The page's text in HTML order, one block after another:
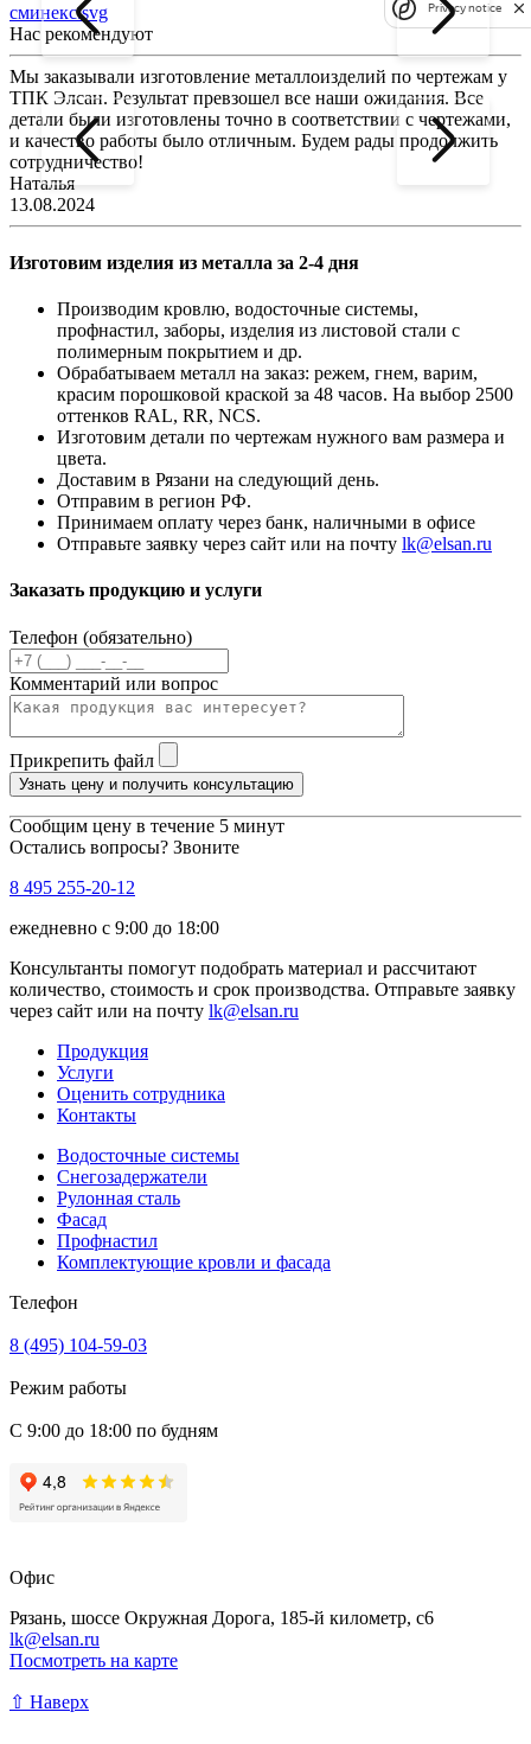
сминекс.svg
Нас рекомендуют
Мы заказывали изготовление металлоизделий по чертежам у
ТПК Элсан. Результат превзошел все наши ожидания. Все
детали были изготовлены точно в соответствии с чертежами,
и качество работы было отличным. Будем рады продолжить
сотрудничество!
Наталья
13.08.2024
Изготовим изделия из металла за 2-4 дня
Производим кровлю, водосточные системы,
профнастил, заборы, изделия из листовой стали с
полимерным покрытием и др.
Обрабатываем металл на заказ: режем, гнем, варим,
красим порошковой краской за 48 часов. На выбор 2500
оттенков RAL, RR, NCS.
Изготовим детали по чертежам нужного вам размера и
цвета.
Доставим в Рязани на следующий день.
Отправим в регион РФ.
Принимаем оплату через банк, наличными в офисе
Отправьте заявку через сайт или на почту lk@elsan.ru
Заказать продукцию и услуги
Телефон (обязательно)
Комментарий или вопрос
Прикрепить файл
Узнать цену и получить консультацию
Сообщим цену в течение 5 минут
Остались вопросы? Звоните
8 495 255-20-12
ежедневно с 9:00 до 18:00
Консультанты помогут подобрать материал и рассчитают
количество, стоимость и срок производства. Отправьте заявку
через сайт или на почту lk@elsan.ru
Продукция
Услуги
Оценить сотрудника
Контакты
Водосточные системы
Снегозадержатели
Рулонная сталь
Фасад
Профнастил
Комплектующие кровли и фасада
Телефон
8 (495) 104-59-03
Режим работы
С 9:00 до 18:00 по будням
Офис
Рязань, шоссе Окружная Дорога, 185-й километр, с6
lk@elsan.ru
Посмотреть на карте
⇧ Наверх
Privacy notice